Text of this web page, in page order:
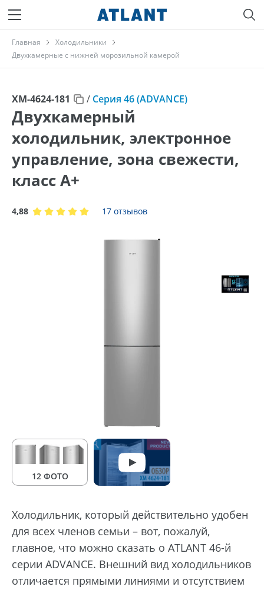
Главная
Холодильники
Двухкамерные с нижней морозильной камерой
ХМ-4624-181 / Серия 46 (ADVANCE)
Двухкамерный
холодильник, электронное
управление, зона свежести,
класс A+
4,88 17 отзывов
12 ФОТО
Холодильник, который действительно удобен
для всех членов семьи – вот, пожалуй,
главное, что можно сказать о ATLANT 46-й
серии ADVANCE. Внешний вид холодильников
отличается прямыми линиями и отсутствием